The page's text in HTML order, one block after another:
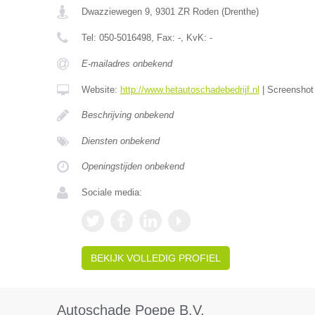
Dwazziewegen 9, 9301 ZR Roden(Drenthe)
Tel: 050-5016498, Fax: -, KvK: -
E-mailadres onbekend
Website: http://www.hetautoschadebedrijf.nl
Beschrijving onbekend
Diensten onbekend
Openingstijden onbekend
Sociale media:
BEKIJK VOLLEDIG PROFIEL
Autoschade Poepe B.V.